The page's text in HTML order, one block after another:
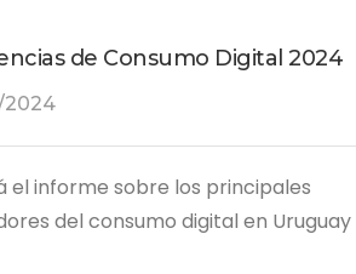
de Consumo Digital 2024
el informe sobre los principales
del consumo digital en Uruguay